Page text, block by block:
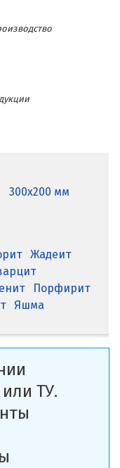
300x200 мм
Жадеит
Порфирит
Яшма
ТУ.